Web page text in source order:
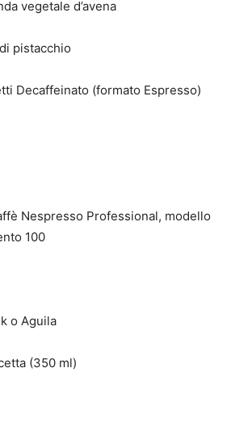
vegetale d’avena
pistacchio
Decaffeinato (formato Espresso)
Nespresso Professional, modello
100
o Aguila
(350 ml)